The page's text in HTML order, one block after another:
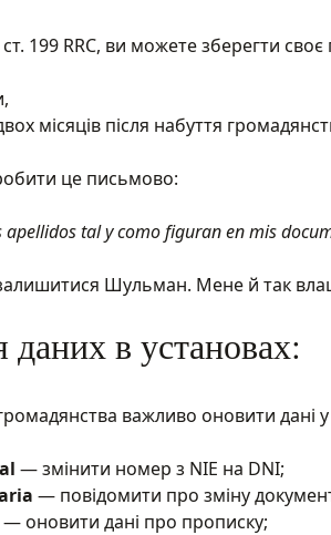
ст. 199 RRC, ви можете зберегти
місяців після набуття
це письмово:
apellidos tal y como figuran en mis
Шульман. Мене й так
в установах:
важливо оновити дані у
— змінити номер з NIE на DNI;
— повідомити про зміну
— оновити дані про прописку;